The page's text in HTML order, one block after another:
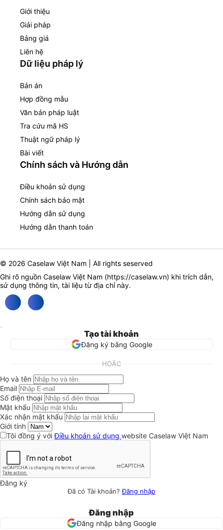
Giới thiệu
Giải pháp
Bảng giá
Liên hệ
Dữ liệu pháp lý
Bản án
Hợp đồng mẫu
Văn bản pháp luật
Tra cứu mã HS
Thuật ngữ pháp lý
Bài viết
Chính sách và Hướng dẫn
Điều khoản sử dụng
Chính sách bảo mật
Hướng dẫn sử dụng
Hướng dẫn thanh toán
© 2026 Caselaw Việt Nam | All rights seserved
Ghi rõ nguồn Caselaw Việt Nam (https://caselaw.vn) khi trích dẫn,
sử dụng thông tin, tài liệu từ địa chỉ này.
Tạo tài khoản
Đăng ký bằng Google
HOẶC
Họ và tên
Email
Số điện thoại
Mật khẩu
Xác nhận mật khẩu
Giới tính
Tôi đồng ý vớiĐiều khoản sử dụng website Caselaw Việt Nam
Đăng ký
Đã có Tài khoản?Đăng nhập
Đăng nhập
Đăng nhập bằng Google